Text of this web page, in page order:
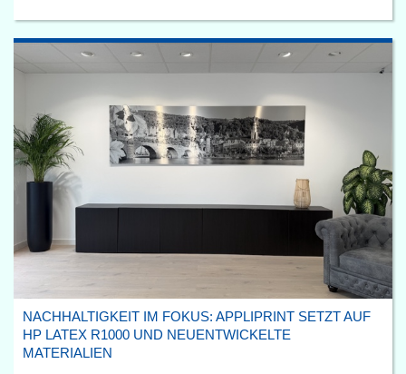
NACHHALTIGKEIT IM FOKUS: APPLIPRINT SETZT AUF
HP LATEX R1000 UND NEUENTWICKELTE
MATERIALIEN